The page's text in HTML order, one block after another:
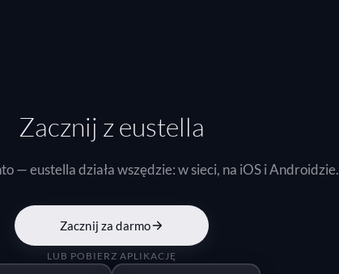
Zacznij z eustella
— eustella działa wszędzie: w sieci, na iOS i Androidzie.
Zacznij za darmo
LUB POBIERZ APLIKACJĘ